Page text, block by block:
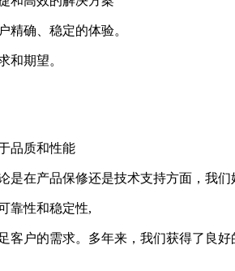
精确、稳定的体验。
和期望。
品质和性能
在产品保修还是技术支持方面，我们
靠性和稳定性,
户的需求。多年来，我们获得了良好